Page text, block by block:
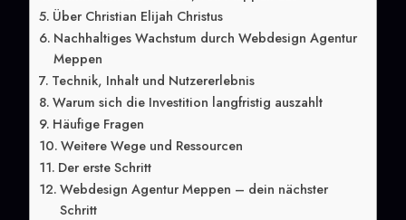
Über Christian Elijah Christus
Nachhaltiges Wachstum durch Webdesign Agentur
Meppen
Technik, Inhalt und Nutzererlebnis
Warum sich die Investition langfristig auszahlt
Häufige Fragen
Weitere Wege und Ressourcen
Der erste Schritt
Webdesign Agentur Meppen – dein nächster
Schritt